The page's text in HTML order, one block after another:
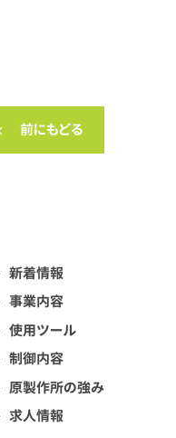
前にもどる
新着情報
事業内容
使用ツール
制御内容
原製作所の強み
求人情報